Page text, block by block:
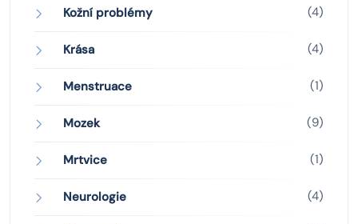
Kožní problémy (4)
Krása (4)
Menstruace (1)
Mozek (9)
Mrtvice (1)
Neurologie (4)